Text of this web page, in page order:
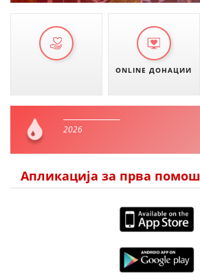
ONLINE ДОНАЦИИ
2026
Апликација за прва помош